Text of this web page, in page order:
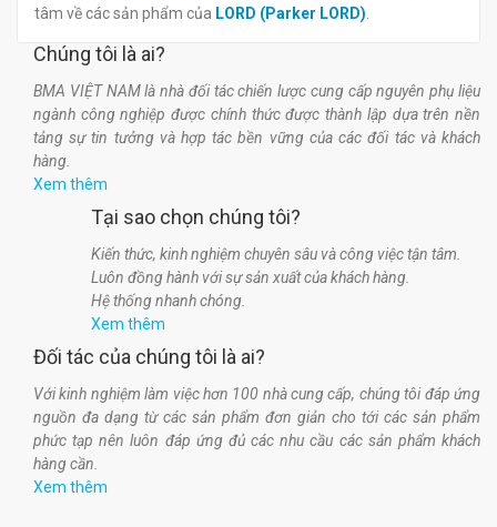
tâm về các sản phẩm của LORD (Parker LORD)
Chúng tôi là ai?
BMA VIỆT NAM là nhà đối tác chiến lược cung cấp nguyên phụ liệu
ngành công nghiệp được chính thức được thành lập dựa trên nền
tảng sự tin tưởng và hợp tác bền vững của các đối tác và khách
hàng.
Xem thêm
Tại sao chọn chúng tôi?
Kiến thức, kinh nghiệm chuyên sâu và công việc tận tâm.
Luôn đồng hành với sự sản xuất của khách hàng.
Hệ thống nhanh chóng.
Xem thêm
Đối tác của chúng tôi là ai?
Với kinh nghiệm làm việc hơn 100 nhà cung cấp, chúng tôi đáp ứng
nguồn đa dạng từ các sản phẩm đơn giản cho tới các sản phẩm
phức tạp nên luôn đáp ứng đủ các nhu cầu các sản phẩm khách
hàng cần.
Xem thêm